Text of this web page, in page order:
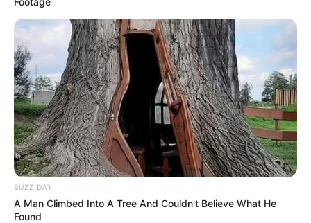
BUZZ DAY
A Man Climbed Into A Tree And Couldn't Believe What He
Found